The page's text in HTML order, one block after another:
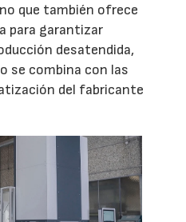
que también ofrece
para garantizar
desatendida,
se combina con las
del fabricante